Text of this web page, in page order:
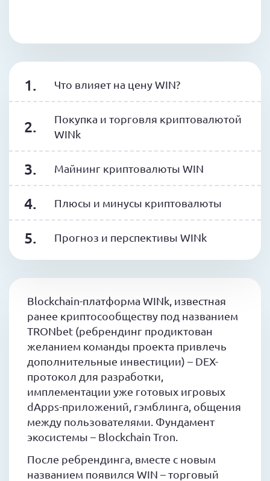
Что влияет на цену WIN?
Покупка и торговля криптовалютой
WINk
Майнинг криптовалюты WIN
Плюсы и минусы криптовалюты
Прогноз и перспективы WINk
Blockchain-платформа WINk, известная
ранее криптосообществу под названием
TRONbet (ребрендинг продиктован
желанием команды проекта привлечь
дополнительные инвестиции) – DEX-
протокол для разработки,
имплементации уже готовых игровых
dApps-приложений, гэмблинга, общения
между пользователями. Фундамент
экосистемы – Blockchain Tron.
После ребрендинга, вместе с новым
названием появился WIN – торговый